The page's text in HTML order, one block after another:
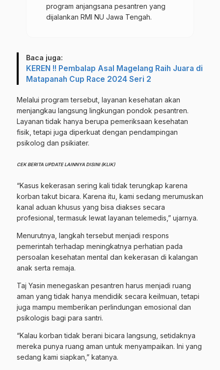
program anjangsana pesantren yang
dijalankan RMI NU Jawa Tengah.
Baca juga:
KEREN !! Pembalap Asal Magelang Raih Juara di
Matapanah Cup Race 2024 Seri 2
Melalui program tersebut, layanan kesehatan akan
menjangkau langsung lingkungan pondok pesantren.
Layanan tidak hanya berupa pemeriksaan kesehatan
fisik, tetapi juga diperkuat dengan pendampingan
psikolog dan psikiater.
CEK BERITA UPDATE LAINNYA DISINI (KLIK)
“Kasus kekerasan sering kali tidak terungkap karena
korban takut bicara. Karena itu, kami sedang merumuskan
kanal aduan khusus yang bisa diakses secara
profesional, termasuk lewat layanan telemedis,” ujarnya.
Menurutnya, langkah tersebut menjadi respons
pemerintah terhadap meningkatnya perhatian pada
persoalan kesehatan mental dan kekerasan di kalangan
anak serta remaja.
Taj Yasin menegaskan pesantren harus menjadi ruang
aman yang tidak hanya mendidik secara keilmuan, tetapi
juga mampu memberikan perlindungan emosional dan
psikologis bagi para santri.
“Kalau korban tidak berani bicara langsung, setidaknya
mereka punya ruang aman untuk menyampaikan. Ini yang
sedang kami siapkan,” katanya.